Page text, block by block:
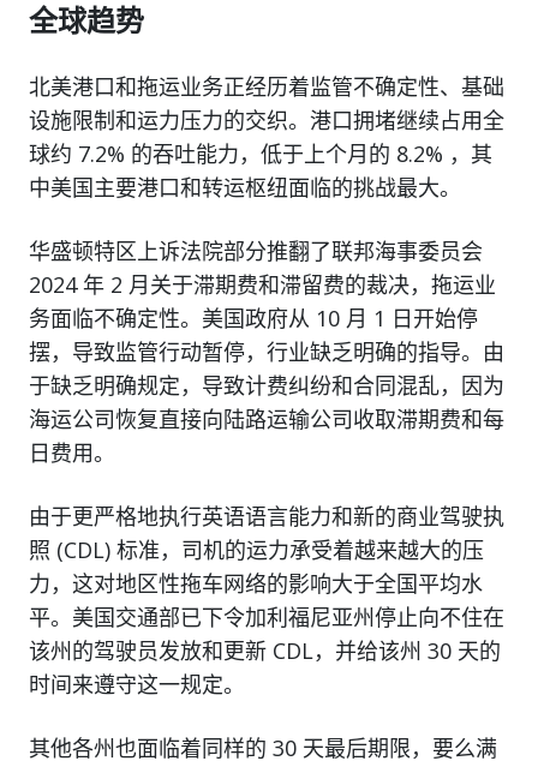
全球趋势
北美港口和拖运业务正经历着监管不确定性、基础
设施限制和运力压力的交织。港口拥堵继续占用全
球约 7.2% 的吞吐能力，低于上个月的 8.2% ，其
中美国主要港口和转运枢纽面临的挑战最大。
华盛顿特区上诉法院部分推翻了联邦海事委员会
2024 年 2 月关于滞期费和滞留费的裁决，拖运业
务面临不确定性。美国政府从 10 月 1 日开始停
摆，导致监管行动暂停，行业缺乏明确的指导。由
于缺乏明确规定，导致计费纠纷和合同混乱，因为
海运公司恢复直接向陆路运输公司收取滞期费和每
日费用。
由于更严格地执行英语语言能力和新的商业驾驶执
照 (CDL) 标准，司机的运力承受着越来越大的压
力，这对地区性拖车网络的影响大于全国平均水
平。美国交通部已下令加利福尼亚州停止向不住在
该州的驾驶员发放和更新 CDL，并给该州 30 天的
时间来遵守这一规定。
其他各州也面临着同样的 30 天最后期限，要么满